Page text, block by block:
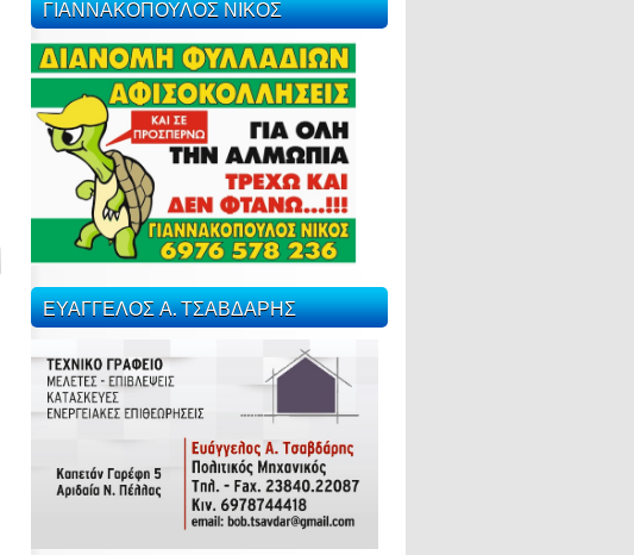
ΓΙΑΝΝΑΚΟΠΟΥΛΟΣ ΝΙΚΟΣ
ΕΥΑΓΓΕΛΟΣ Α. ΤΣΑΒΔΑΡΗΣ